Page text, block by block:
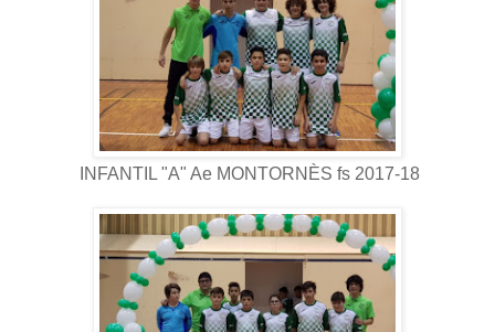
INFANTIL "A" Ae MONTORNÈS fs 2017-18